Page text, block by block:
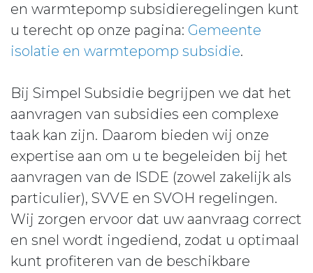
en warmtepomp subsidieregelingen kunt
u terecht op onze pagina: Gemeente
isolatie en warmtepomp subsidie.
Bij Simpel Subsidie begrijpen we dat het
aanvragen van subsidies een complexe
taak kan zijn. Daarom bieden wij onze
expertise aan om u te begeleiden bij het
aanvragen van de ISDE (zowel zakelijk als
particulier), SVVE en SVOH regelingen.
Wij zorgen ervoor dat uw aanvraag correct
en snel wordt ingediend, zodat u optimaal
kunt profiteren van de beschikbare